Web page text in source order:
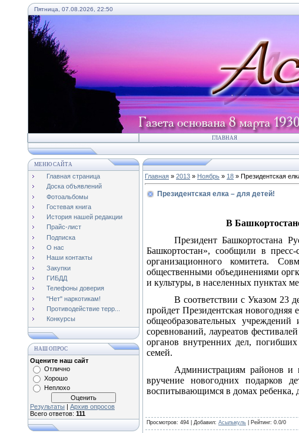
Пятница, 07.08.2026, 22:50
ГЛАВНАЯ
МЕНЮ САЙТА
Главная страница
Доска объявлений
Фотоальбомы
Гостевая книга
История нашей редакции
Прайс-лист
Подписка
О нас
Наши контакты
Закупки
ГИБДД
Телефоны доверия
"Нет" наркотикам!
Противодействие терр...
Конкурсы
НАШ ОПРОС
Оцените наш сайт
Отлично
Хорошо
Неплохо
Результаты | Архив опросов
Всего ответов: 111
Главная » 2013 » Ноябрь » 18 » Президентская
Президентская елка – для детей!
В
Президент Башкортостана
Башкортостан», сообщили в пресс-
организационного комитета.
общественными объединениями
и культуры, в населенных пунктах
В соответствии с Указом 23
пройдет Президентская
общеобразовательных
соревнований, лауреатов
органов внутренних дел,
семей.
Администрациям районов и
вручение новогодних подарков
воспитывающимся в домах ребенка,
Просмотров: 494 | Добавил: Асылыкуль Рейтинг: 0.0/0